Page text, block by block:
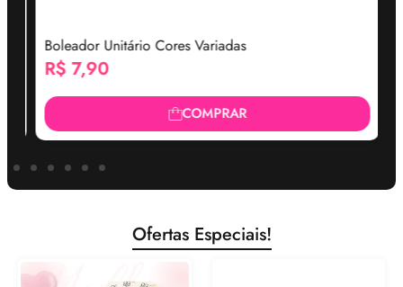
Boleador Unitário Cores Variadas
R$7,90
COMPRAR
Ofertas Especiais!